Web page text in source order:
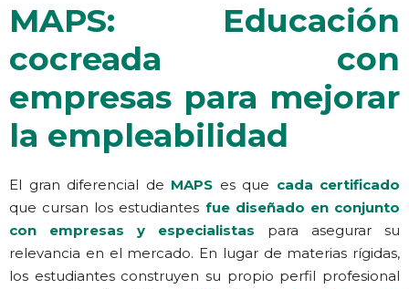
MAPS: Educación
cocreada con
empresas para mejorar
la empleabilidad
El gran diferencial de MAPS es que cada certificado
que cursan los estudiantes fue diseñado en conjunto
con empresas y especialistas para asegurar su
relevancia en el mercado. En lugar de materias rígidas,
los estudiantes construyen su propio perfil profesional